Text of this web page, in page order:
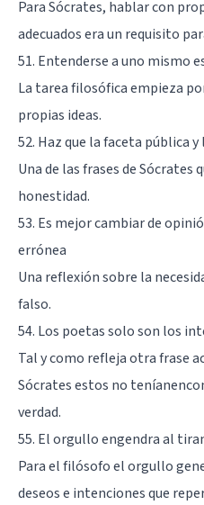
Para Sócrates, hablar con
adecuados era un requisito
51. Entenderse a uno mismo
La tarea filosófica empieza
propias ideas.
52. Haz que la faceta pública
Una de las frases de Sócrates
honestidad.
53. Es mejor cambiar de
errónea
Una reflexión sobre la
falso.
54. Los poetas solo son los
Tal y como refleja otra frase
Sócrates estos no
verdad.
55. El orgullo engendra al
Para el filósofo el orgullo
deseos e intenciones que